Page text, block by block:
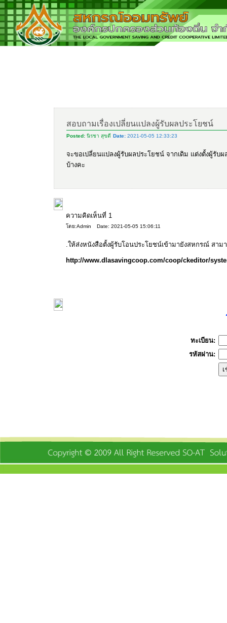
สอบถามเรื่องเปลี่ยนแปลงผู้รับผลประโยชน์
Posted: นิรชา สุขดี Date: 2021-05-05 12:33:23
จะขอเปลี่ยนแปลงผู้รับผลประโยชน์ จากเดิม แต่งตั้งผู้รับ
บ้างคะ
ความคิดเห็นที่ 1
โดย:Admin Date: 2021-05-05 15:06:11
.ให้ส่งหนังสือตั้งผู้รับโอนประโยชน์เข้ามายังสหกรณ์ สาม
http://www.dlasavingcoop.com/coop/ckeditor/
ทะเบียน:
รหัสผ่าน: